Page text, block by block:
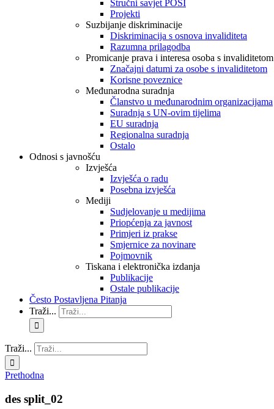
Stručni savjet POSI
Projekti
Suzbijanje diskriminacije
Diskriminacija s osnova invaliditeta
Razumna prilagodba
Promicanje prava i interesa osoba s invaliditetom
Značajni datumi za osobe s invaliditetom
Korisne poveznice
Međunarodna suradnja
Članstvo u međunarodnim organizacijama
Suradnja s UN-ovim tijelima
EU suradnja
Regionalna suradnja
Ostalo
Odnosi s javnošću
Izvješća
Izvješća o radu
Posebna izvješća
Mediji
Sudjelovanje u medijima
Priopćenja za javnost
Primjeri iz prakse
Smjernice za novinare
Pojmovnik
Tiskana i elektronička izdanja
Publikacije
Ostale publikacije
Često Postavljena Pitanja
Traži...
Traži...
Prethodna
des split_02